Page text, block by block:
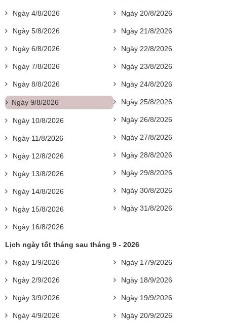
Ngày 4/8/2026
Ngày 5/8/2026
Ngày 6/8/2026
Ngày 7/8/2026
Ngày 8/8/2026
Ngày 9/8/2026
Ngày 10/8/2026
Ngày 11/8/2026
Ngày 12/8/2026
Ngày 13/8/2026
Ngày 14/8/2026
Ngày 15/8/2026
Ngày 16/8/2026
Ngày 20/8/2026
Ngày 21/8/2026
Ngày 22/8/2026
Ngày 23/8/2026
Ngày 24/8/2026
Ngày 25/8/2026
Ngày 26/8/2026
Ngày 27/8/2026
Ngày 28/8/2026
Ngày 29/8/2026
Ngày 30/8/2026
Ngày 31/8/2026
Lịch ngày tốt tháng sau tháng 9 - 2026
Ngày 1/9/2026
Ngày 2/9/2026
Ngày 3/9/2026
Ngày 4/9/2026
Ngày 17/9/2026
Ngày 18/9/2026
Ngày 19/9/2026
Ngày 20/9/2026